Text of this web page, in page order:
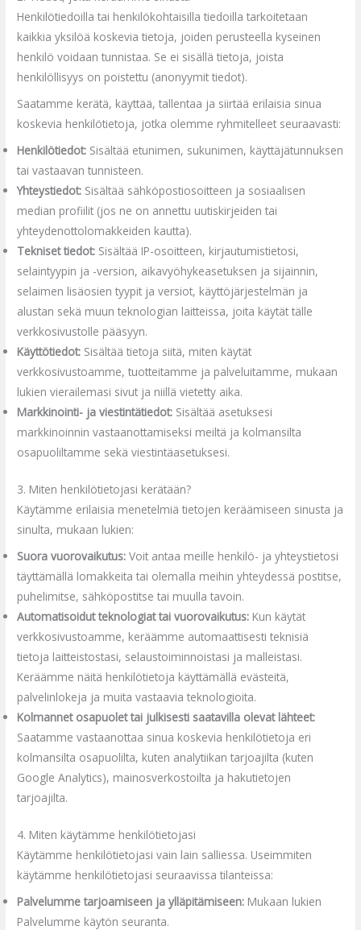
Henkilötiedoilla tai henkilökohtaisilla tiedoilla tarkoitetaan
kaikkia yksilöä koskevia tietoja, joiden perusteella kyseinen
henkilö voidaan tunnistaa. Se ei sisällä tietoja, joista
henkilöllisyys on poistettu (anonyymit tiedot).
Saatamme kerätä, käyttää, tallentaa ja siirtää erilaisia sinua
koskevia henkilötietoja, jotka olemme ryhmitelleet seuraavasti:
Henkilötiedot: Sisältää etunimen, sukunimen, käyttäjätunnuksen
tai vastaavan tunnisteen.
Yhteystiedot: Sisältää sähköpostiosoitteen ja sosiaalisen
median profiilit (jos ne on annettu uutiskirjeiden tai
yhteydenottolomakkeiden kautta).
Tekniset tiedot: Sisältää IP-osoitteen, kirjautumistietosi,
selaintyypin ja -version, aikavyöhykeasetuksen ja sijainnin,
selaimen lisäosien tyypit ja versiot, käyttöjärjestelmän ja
alustan sekä muun teknologian laitteissa, joita käytät tälle
verkkosivustolle pääsyyn.
Käyttötiedot: Sisältää tietoja siitä, miten käytät
verkkosivustoamme, tuotteitamme ja palveluitamme, mukaan
lukien vierailemasi sivut ja niillä vietetty aika.
Markkinointi- ja viestintätiedot: Sisältää asetuksesi
markkinoinnin vastaanottamiseksi meiltä ja kolmansilta
osapuoliltamme sekä viestintäasetuksesi.
3. Miten henkilötietojasi kerätään?
Käytämme erilaisia menetelmiä tietojen keräämiseen sinusta ja
sinulta, mukaan lukien:
Suora vuorovaikutus: Voit antaa meille henkilö- ja yhteystietosi
täyttämällä lomakkeita tai olemalla meihin yhteydessä postitse,
puhelimitse, sähköpostitse tai muulla tavoin.
Automatisoidut teknologiat tai vuorovaikutus: Kun käytät
verkkosivustoamme, keräämme automaattisesti teknisiä
tietoja laitteistostasi, selaustoiminnoistasi ja malleistasi.
Keräämme näitä henkilötietoja käyttämällä evästeitä,
palvelinlokeja ja muita vastaavia teknologioita.
Kolmannet osapuolet tai julkisesti saatavilla olevat lähteet:
Saatamme vastaanottaa sinua koskevia henkilötietoja eri
kolmansilta osapuolilta, kuten analytiikan tarjoajilta (kuten
Google Analytics), mainosverkostoilta ja hakutietojen
tarjoajilta.
4. Miten käytämme henkilötietojasi
Käytämme henkilötietojasi vain lain salliessa. Useimmiten
käytämme henkilötietojasi seuraavissa tilanteissa:
Palvelumme tarjoamiseen ja ylläpitämiseen: Mukaan lukien
Palvelumme käytön seuranta.